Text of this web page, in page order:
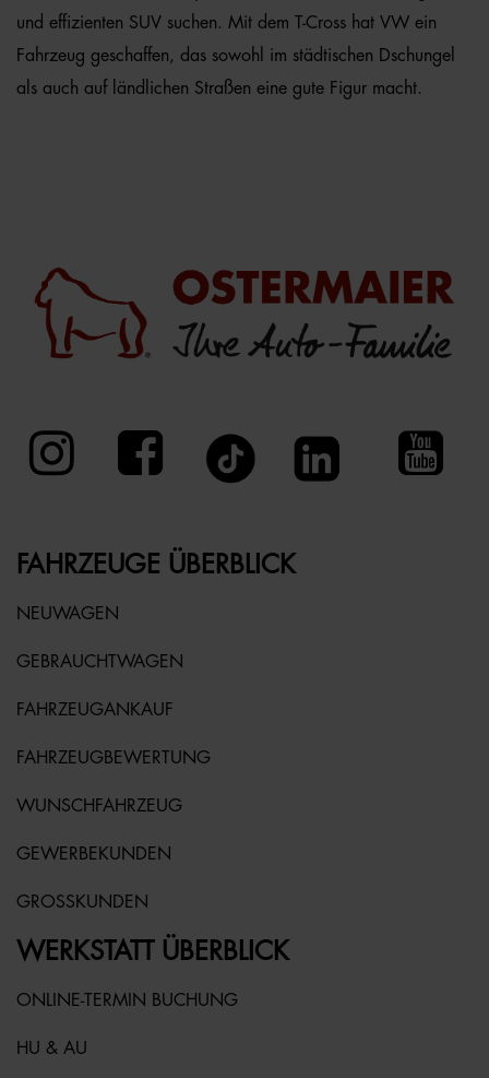
und effizienten SUV suchen. Mit dem T-Cross hat VW ein
Fahrzeug geschaffen, das sowohl im städtischen Dschungel
als auch auf ländlichen Straßen eine gute Figur macht.
FAHRZEUGE ÜBERBLICK
NEUWAGEN
GEBRAUCHTWAGEN
FAHRZEUGANKAUF
FAHRZEUGBEWERTUNG
WUNSCHFAHRZEUG
GEWERBEKUNDEN
GROSSKUNDEN
WERKSTATT ÜBERBLICK
ONLINE-TERMIN BUCHUNG
HU & AU